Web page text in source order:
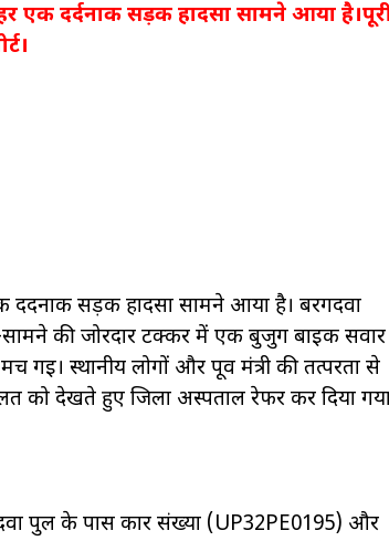
एक दर्दनाक सड़क हादसा सामने आया
दर्दनाक सड़क हादसा सामने आया है। बरगदवा
की जोरदार टक्कर में एक बुजुर्ग बाइक सवार
स्थानीय लोगों और पूर्व मंत्री की तत्परता से
को देखते हुए जिला अस्पताल रेफर कर दिया
पुल के पास कार संख्या (UP32PE0195) और